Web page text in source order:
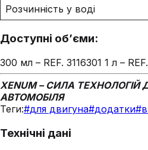
Розчинність у воді
Доступні об’єми:
300 мл – REF. 3116301 1 л –
XENUM – СИЛА
АВТОМОБІЛЯ
Теги:#для двигуна#додатки#
Технічні дані